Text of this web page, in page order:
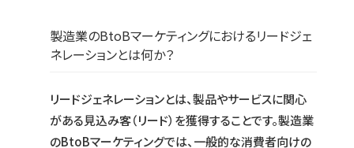
製造業のBtoBマーケティングにおけるリードジェ
ネレーションとは何か？
リードジェネレーションとは、製品やサービスに関心
がある見込み客（リード）を獲得することです。製造業
のBtoBマーケティングでは、一般的な消費者向けの